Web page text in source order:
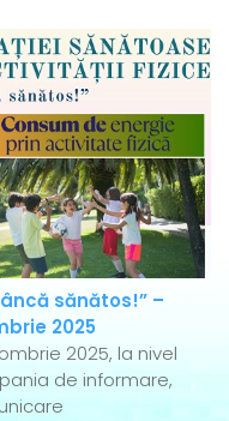
sănătos!” –
2025
2025, la nivel
de informare,